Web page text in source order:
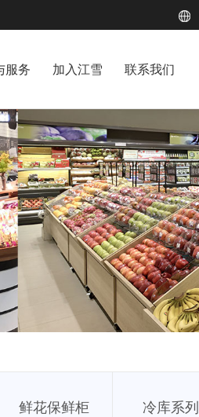
服务 加入江雪 联系我们
鲜花保鲜柜 冷库系列